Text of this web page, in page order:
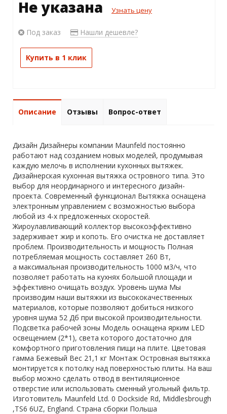
Не указана Узнать цену
Под заказ Нашли дешевле?
Купить в 1 клик
Описание Отзывы Вопрос-ответ
Дизайн Дизайнеры компании Maunfeld постоянно
работают над созданием новых моделей, продумывая
каждую мелочь в исполнении кухонных вытяжек.
Дизайнерская кухонная вытяжка островного типа. Это
выбор для неординарного и интересного дизайн-
проекта. Современный функционал Вытяжка оснащена
электронным управлением с возможностью выбора
любой из 4-х предложенных скоростей.
Жироулавливающий коллектор высокоэффективно
задерживает жир и копоть. Его очистка не доставляет
проблем. Производительность и мощность Полная
потребляемая мощность составляет 260 Вт,
а максимальная производительность 1000 м3/ч, что
позволяет работать на кухнях большой площади и
эффективно очищать воздух. Уровень шума Мы
производим наши вытяжки из высококачественных
материалов, которые позволяют добиться низкого
уровня шума 52 Дб при высокой производительности.
Подсветка рабочей зоны Модель оснащена ярким LED
освещением (2*1), света которого достаточно для
комфортного приготовления пищи на плите. Цветовая
гамма Бежевый Вес 21,1 кг Монтаж Островная вытяжка
монтируется к потолку над поверхностью плиты. На ваш
выбор можно сделать отвод в вентиляционное
отверстие или использовать сменный угольный фильтр.
Изготовитель Maunfeld Ltd. 0 Dockside Rd, Middlesbrough
,TS6 6UZ, England. Страна сборки Польша